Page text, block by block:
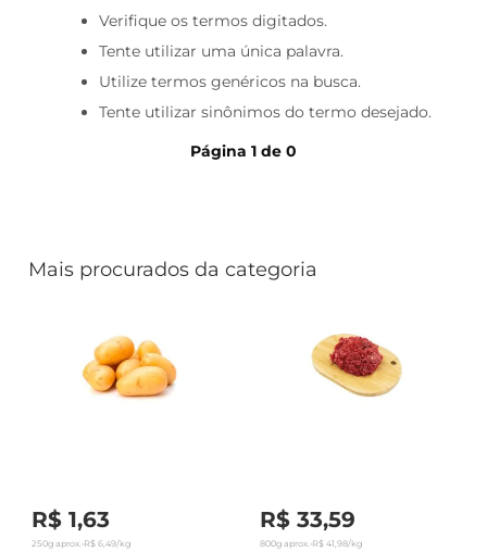
Verifique os termos digitados.
Tente utilizar uma única palavra.
Utilize termos genéricos na busca.
Tente utilizar sinônimos do termo desejado.
Página 1de 0
Mais procurados da categoria
R$ 1,63
250g aprox. •R$ 6,49/kg
R$ 33,59
800gaprox. •R$ 41,98/kg